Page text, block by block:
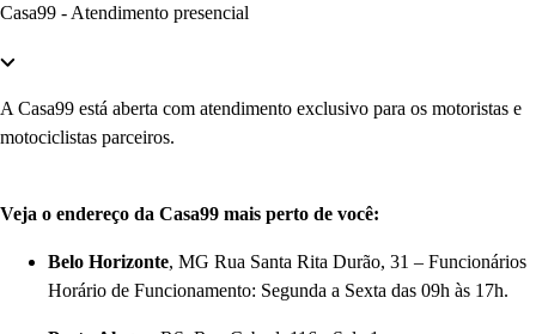
Casa99 - Atendimento presencial
A Casa99 está aberta com atendimento exclusivo para os motoristas e
motociclistas parceiros.
Veja o endereço da Casa99 mais perto de você:
Belo Horizonte, MG Rua Santa Rita Durão, 31 – Funcionários
Horário de Funcionamento: Segunda a Sexta das 09h às 17h.